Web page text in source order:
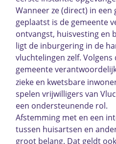
Wanneer ze (direct) in
geplaatst is de gemeente
ontvangst, huisvesting en
ligt de inburgering in de
vluchtelingen zelf. Volgens
gemeente
zieke en kwetsbare
spelen vrijwilligers van
een ondersteunende rol.
Afstemming met en een
tussen huisartsen en
groot belang. Dat geldt